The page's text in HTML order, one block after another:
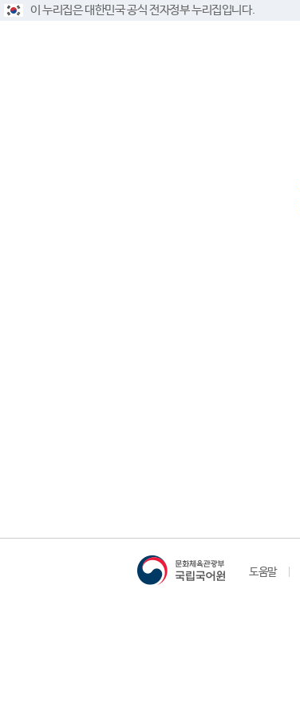
이 누리집은 대한민국 공식 전자정부 누리집입니다.
도움말